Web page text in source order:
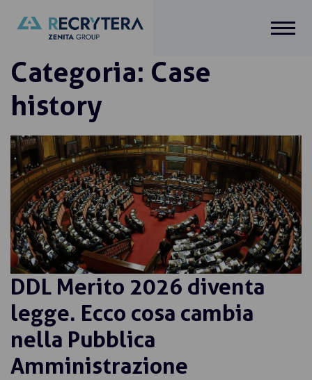
contenuto
Categoria: Case
history
DDL Merito 2026 diventa
legge. Ecco cosa cambia
nella Pubblica
Amministrazione